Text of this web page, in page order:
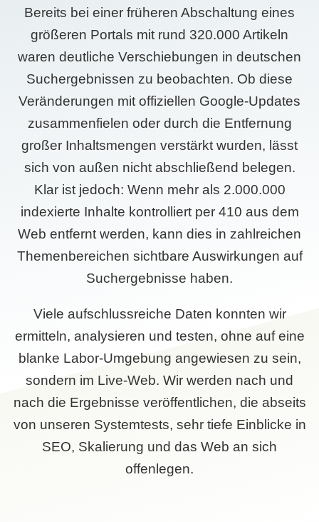
Bereits bei einer früheren Abschaltung eines
größeren Portals mit rund 320.000 Artikeln
waren deutliche Verschiebungen in deutschen
Suchergebnissen zu beobachten. Ob diese
Veränderungen mit offiziellen Google-Updates
zusammenfielen oder durch die Entfernung
großer Inhaltsmengen verstärkt wurden, lässt
sich von außen nicht abschließend belegen.
Klar ist jedoch: Wenn mehr als 2.000.000
indexierte Inhalte kontrolliert per 410 aus dem
Web entfernt werden, kann dies in zahlreichen
Themenbereichen sichtbare Auswirkungen auf
Suchergebnisse haben.
Viele aufschlussreiche Daten konnten wir
ermitteln, analysieren und testen, ohne auf eine
blanke Labor-Umgebung angewiesen zu sein,
sondern im Live-Web. Wir werden nach und
nach die Ergebnisse veröffentlichen, die abseits
von unseren Systemtests, sehr tiefe Einblicke in
SEO, Skalierung und das Web an sich
offenlegen.